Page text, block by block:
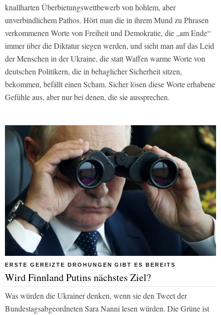
knallharten Überbietungswettbewerb von hohlem, aber
unverbindlichem Pathos. Hört man die in ihrem Mund zu Phrasen
verkommenen Worte von Freiheit und Demokratie, die „am Ende“
immer über die Diktatur siegen werden, und sieht man auf das Leid
der Menschen in der Ukraine, die statt Waffen warme Worte von
deutschen Politikern, die in behaglicher Sicherheit sitzen,
bekommen, befällt einen Scham. Sicher lösen diese Worte erhabene
Gefühle aus, aber nur bei denen, die sie aussprechen.
ERSTE GEREIZTE DROHUNGEN GIBT ES BEREITS
Wird Finnland Putins nächstes Ziel?
Was würden die Ukrainer denken, wenn sie den Tweet der
Bundestagsabgeordneten Sara Nanni lesen würden. Die Grüne ist